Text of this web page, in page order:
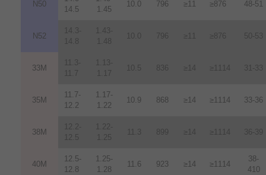
N50
14.5
1.45
10.0 796 ≥11 ≥876 48-51
N52
14.3-
14.8
1.43-
1.48
10.0 796 ≥11 ≥876 50-53
33M
11.3-
11.7
1.13-
1.17
10.5 836 ≥14 ≥1114 31-33
35M
11.7-
12.2
1.17-
1.22
10.9 868 ≥14 ≥1114 33-36
38M
12.2-
12.5
1.22-
1.25
11.3 899 ≥14 ≥1114 36-39
40M
12.5-
12.8
1.25-
1.28
11.6 923 ≥14 ≥1114
38-
410